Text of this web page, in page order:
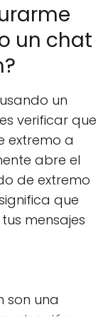
un chat
un
verificar que
extremo a
abre el
de extremo
que
mensajes
son una